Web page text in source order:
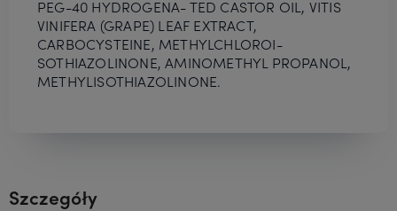
PEG-40 HYDROGENA- TED CASTOR OIL, VITIS
VINIFERA (GRAPE) LEAF EXTRACT,
CARBOCYSTEINE, METHYLCHLOROI-
SOTHIAZOLINONE, AMINOMETHYL PROPANOL,
METHYLISOTHIAZOLINONE.
Szczegóły